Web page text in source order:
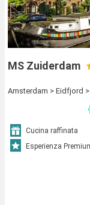
MS Zuiderdam
Amsterdam > Eidfjord
Cucina raffinata
Esperienza